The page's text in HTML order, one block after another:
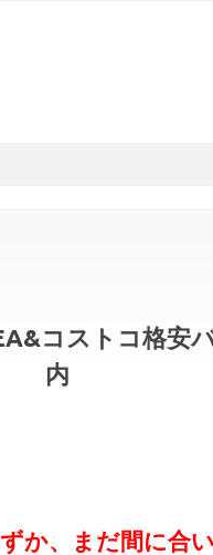
コストコ格安
内
か、まだ間に合